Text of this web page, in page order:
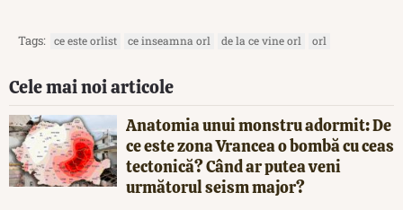
Tags: ce este orlist ce inseamna orl de la ce vine orl orl
Cele mai noi articole
Anatomia unui monstru adormit: De
ce este zona Vrancea o bombă cu ceas
tectonică? Când ar putea veni
următorul seism major?